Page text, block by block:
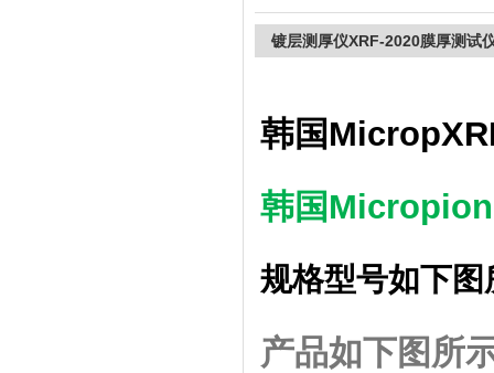
镀层测厚仪XRF-2020膜厚测试
韩国
韩国
规格型号如下图
产品如下图所